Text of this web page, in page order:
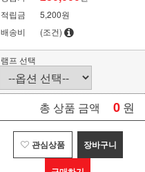
적립금
5,200원
배송비
(조건)
램프 선택
총 상품 금액 0 원
관심상품 장바구니